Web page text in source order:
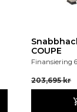
COUPE
Finansiering
203,695kr